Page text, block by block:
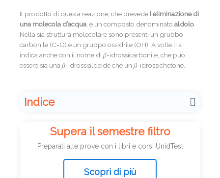
Il prodotto di questa reazione, che prevede l’eliminazione di
una molecola d’acqua, è un composto denominato aldolo.
Nella sia struttura molecolare sono presenti un grubbo
carbonile (C=O) e un gruppo ossidrile (OH). A volte li si
indica anche con il nome di 𝛽-idrossicarbonile, che può
essere sia una 𝛽-idrossialdeide che un 𝛽-idrossichetone.
Indice
Supera il semestre filtro
Preparati alle prove con i libri e corsi UnidTest
Scopri di più